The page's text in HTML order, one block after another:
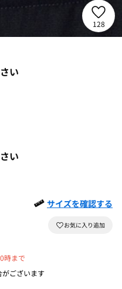
128
い
い
サイズを確認する
時まで
ございます